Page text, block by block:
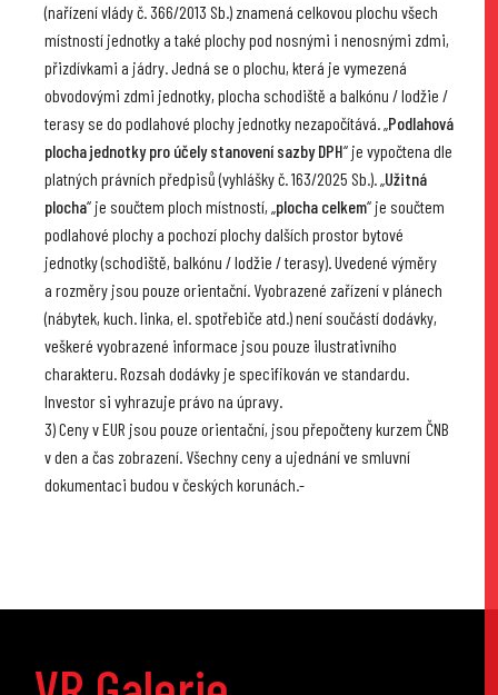
(nařízení vlády č. 366/2013 Sb.) znamená celkovou plochu všech
místností jednotky a také plochy pod nosnými i nenosnými zdmi,
přizdívkami a jádry. Jedná se o plochu, která je vymezená
obvodovými zdmi jednotky, plocha schodiště a balkónu / lodžie /
terasy se do podlahové plochy jednotky nezapočítává. „Podlahová
plocha jednotky pro účely stanovení sazby DPH“ je vypočtena dle
platných právních předpisů (vyhlášky č. 163/2025 Sb.). „Užitná
plocha“ je součtem ploch místností, „plocha celkem“ je součtem
podlahové plochy a pochozí plochy dalších prostor bytové
jednotky (schodiště, balkónu / lodžie / terasy). Uvedené výměry
a rozměry jsou pouze orientační. Vyobrazené zařízení v plánech
(nábytek, kuch. linka, el. spotřebiče atd.) není součástí dodávky,
veškeré vyobrazené informace jsou pouze ilustrativního
charakteru. Rozsah dodávky je specifikován ve standardu.
Investor si vyhrazuje právo na úpravy.
3) Ceny v EUR jsou pouze orientační, jsou přepočteny kurzem ČNB
v den a čas zobrazení. Všechny ceny a ujednání ve smluvní
dokumentaci budou v českých korunách.-